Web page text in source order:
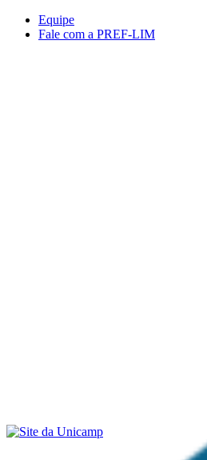
Conteúdo principal
Equipe
Fale com a PREF-LIM